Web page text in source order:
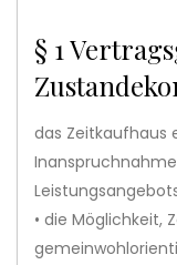
§ 1
das
• die Möglichkeit,